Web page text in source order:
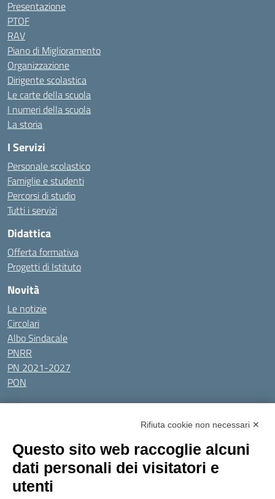
Presentazione
PTOF
RAV
Piano di Miglioramento
Organizzazione
Dirigente scolastica
Le carte della scuola
I numeri della scuola
La storia
I Servizi
Personale scolastico
Famiglie e studenti
Percorsi di studio
Tutti i servizi
Didattica
Offerta formativa
Progetti di Istituto
Novità
Le notizie
Circolari
Albo Sindacale
PNRR
PN 2021-2027
PON
Tutti gli argomenti
Amministrazione Trasparente
Privacy Policy
Dichiarazione di accessibilitàObiettivi di accessibilità
Seguici su:
Rifiuta cookie non necessari ✕
Questo sito web raccoglie alcuni
dati personali dei visitatori e
utenti